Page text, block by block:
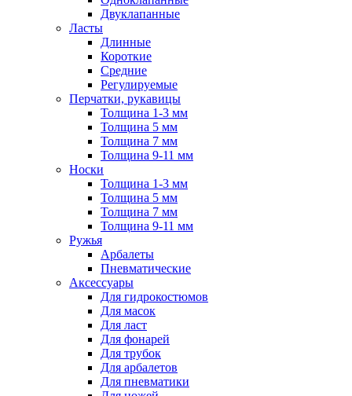
Двуклапанные
Ласты
Длинные
Короткие
Средние
Регулируемые
Перчатки, рукавицы
Толщина 1-3 мм
Толщина 5 мм
Толщина 7 мм
Толщина 9-11 мм
Носки
Толщина 1-3 мм
Толщина 5 мм
Толщина 7 мм
Толщина 9-11 мм
Ружья
Арбалеты
Пневматические
Аксессуары
Для гидрокостюмов
Для масок
Для ласт
Для фонарей
Для трубок
Для арбалетов
Для пневматики